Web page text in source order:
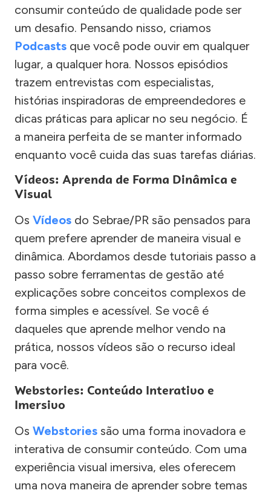
consumir conteúdo de qualidade pode ser
um desafio. Pensando nisso, criamos
Podcasts que você pode ouvir em qualquer
lugar, a qualquer hora. Nossos episódios
trazem entrevistas com especialistas,
histórias inspiradoras de empreendedores e
dicas práticas para aplicar no seu negócio. É
a maneira perfeita de se manter informado
enquanto você cuida das suas tarefas diárias.
Vídeos: Aprenda de Forma Dinâmica e
Visual
Os Vídeos do Sebrae/PR são pensados para
quem prefere aprender de maneira visual e
dinâmica. Abordamos desde tutoriais passo a
passo sobre ferramentas de gestão até
explicações sobre conceitos complexos de
forma simples e acessível. Se você é
daqueles que aprende melhor vendo na
prática, nossos vídeos são o recurso ideal
para você.
Webstories: Conteúdo Interativo e
Imersivo
Os Webstories são uma forma inovadora e
interativa de consumir conteúdo. Com uma
experiência visual imersiva, eles oferecem
uma nova maneira de aprender sobre temas